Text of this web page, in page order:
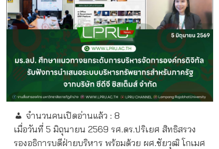
จำนวนคนเปิดอ่านแล้ว : 8
เมื่อวันที่ 5 มิถุนายน 2569 รศ.ดร.ปริเยศ สิทธิสรวง
รองอธิการบดีฝ่ายบริหาร พร้อมด้วย ผศ.ชัยวุฒิ โกเมศ